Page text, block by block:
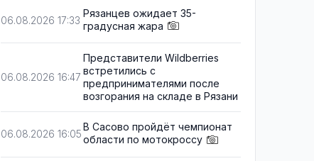
06.08.2026 17:33
Рязанцев ожидает 35-
градусная жара
06.08.2026 16:47
Представители Wildberries
встретились с
предпринимателями после
возгорания на складе в Рязани
06.08.2026 16:05
В Сасово пройдёт чемпионат
области по мотокроссу